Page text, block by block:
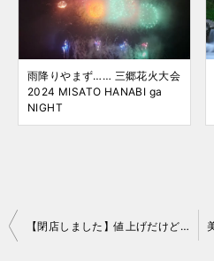
雨降りやまず…… 三郷花火大会
2024 MISATO HANABI ga
NIGHT
投
【閉店しました】値上げだけど実質値下げ？「ラーメン桜道」さんで個人的定番セット